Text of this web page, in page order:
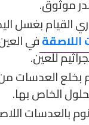
موثوق.
القيام بغسل
في
للعين.
بخلع العدسات
الخاص بها.
بالعدسات